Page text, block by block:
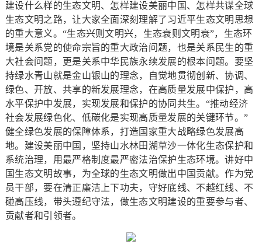
建设什么样的生态文明、怎样建设美丽中国、怎样共谋全球
生态文明之路，让大家全面深刻理解了习近平生态文明思想
的重大意义。“生态兴则文明兴，生态衰则文明衰”，生态环
境是关系党的使命宗旨的重大政治问题，也是关系民生的重
大社会问题，更是关系中华民族永续发展的根本问题。要坚
持绿水青山就是金山银山的理念，自觉地贯彻创新、协调、
绿色、开放、共享的新发展理念，在高质量发展中保护，高
水平保护中发展，实现发展和保护的协同共生。“推动经济
社会发展绿色化、低碳化是实现高质量发展的关键环节。”
健全绿色发展的保障体系，打造国家重大战略绿色发展高
地。建设美丽中国，坚持山水林田湖草沙一体化生态保护和
系统治理，用最严格制度最严密法治保护生态环境。讲好中
国生态文明故事，为全球的生态文明做出中国贡献。作为党
员干部，要在清正廉洁上下功夫，守好底线、不越红线、不
碰高压线，带头遵纪守法，做生态文明建设的重要参与者、
贡献者和引领者。